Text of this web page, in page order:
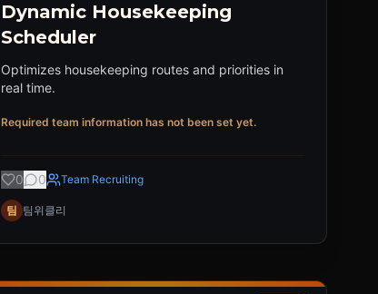
Dynamic Housekeeping
Scheduler
Optimizes housekeeping routes and priorities in
real time.
Required team information has not been set yet.
0 0 Team Recruiting
팀 팀위클리